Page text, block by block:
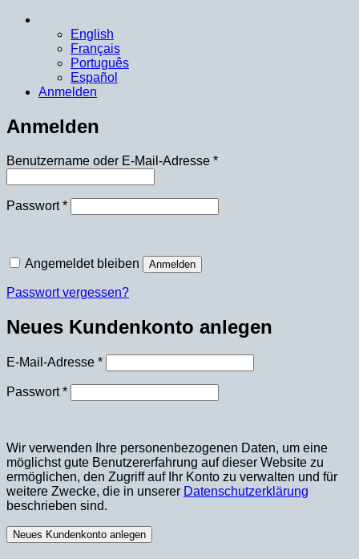
English
Français
Português
Español
Anmelden
Anmelden
Benutzername oder E-Mail-Adresse *Erforderlich
Passwort*Erforderlich
Angemeldet bleiben Anmelden
Passwort vergessen?
Neues Kundenkonto anlegen
E-Mail-Adresse *Erforderlich
Passwort*Erforderlich
Wir verwenden Ihre personenbezogenen Daten, um eine
möglichst gute Benutzererfahrung auf dieser Website zu
ermöglichen, den Zugriff auf Ihr Konto zu verwalten und für
weitere Zwecke, die in unserer Datenschutzerklärung
beschrieben sind.
Neues Kundenkonto anlegen